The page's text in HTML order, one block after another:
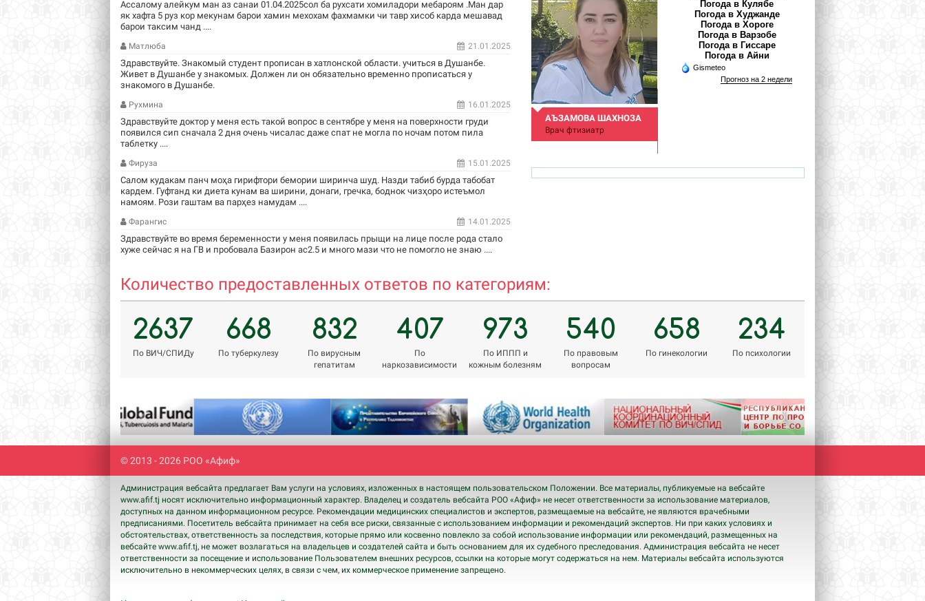
Ассалому алейкум ман аз санаи 01.04.2025сол ба рухсати хомиладори мебароям .Ман дар
як хафта 5 руз кор мекунам барои хамин мехохам фахмамки чи тавр хисоб карда мешавад
барои таксим чанд ....
Матлюба 21.01.2025
Здравствуйте. Знакомый студент прописан в хатлонской области. учиться в Душанбе.
Живет в Душанбе у знакомых. Должен ли он обязательно временно прописаться у
знакомого в Душанбе.
Рухмина 16.01.2025
Здравствуйте доктор у меня есть такой вопрос в сентябре у меня на поверхности груди
появился сип сначала 2 дня очень чисалас даже спат не могла по ночам потом пила
таблетку ....
Фируза 15.01.2025
Салом кудакам панч моҳа гирифтори бемории ширинча шуд. Назди табиб бурда табобат
кардем. Гуфтанд ки диета кунам ва ширини, донаги, гречка, боднок чизҳоро истеъмол
намоям. Рози гаштам ва парҳез намудам ....
Фарангис 14.01.2025
Здравствуйте во время беременности у меня появилась прыщи на лице после рода стало
хуже сейчас я на ГВ и пробовала Базирон ас2.5 и много мази что не помогло не знаю ....
АЪЗАМОВА ШАХНОЗА
Врач фтизиатр
Погода в Кулябе
Погода в Худжанде
Погода в Хороге
Погода в Варзобе
Погода в Гиссаре
Погода в Айни
Gismeteo
Прогноз на 2 недели
Количество предоставленных ответов по категориям:
2637
По ВИЧ/СПИДу
668
По туберкулезу
832
По вирусным
гепатитам
407
По
наркозависимости
973
По ИППП и
кожным болезням
540
По правовым
вопросам
658
По гинекологии
234
По психологии
Previous Next
© 2013 - 2026 РОО «Афиф»
Администрация вебсайта предлагает Вам услуги на условиях, изложенных в настоящем пользовательском Положении. Все материалы, публикуемые на вебсайте
www.afif.tj носят исключительно информационный характер. Владелец и создатель вебсайта РОО «Афиф» не несет ответственности за использование материалов,
доступных на данном информационном ресурсе. Рекомендации медицинских специалистов и экспертов, размещаемые на вебсайте, не являются врачебными
предписаниями. Посетитель вебсайта принимает на себя все риски, связанные с использованием информации и рекомендаций экспертов. Ни при каких условиях и
обстоятельствах, ответственность за последствия, которые прямо или косвенно повлекло за собой использование информации или рекомендаций, размещенных на
вебсайте www.afif.tj, не может возлагаться на владельцев и создателей сайта и быть основанием для их судебного преследования. Администрация вебсайта не несет
ответственности за посещение и использование Пользователем внешних ресурсов, ссылки на которые могут содержаться на нем. Материалы вебсайта используются
исключительно в некоммерческих целях, в связи с чем, их коммерческое применение запрещено.